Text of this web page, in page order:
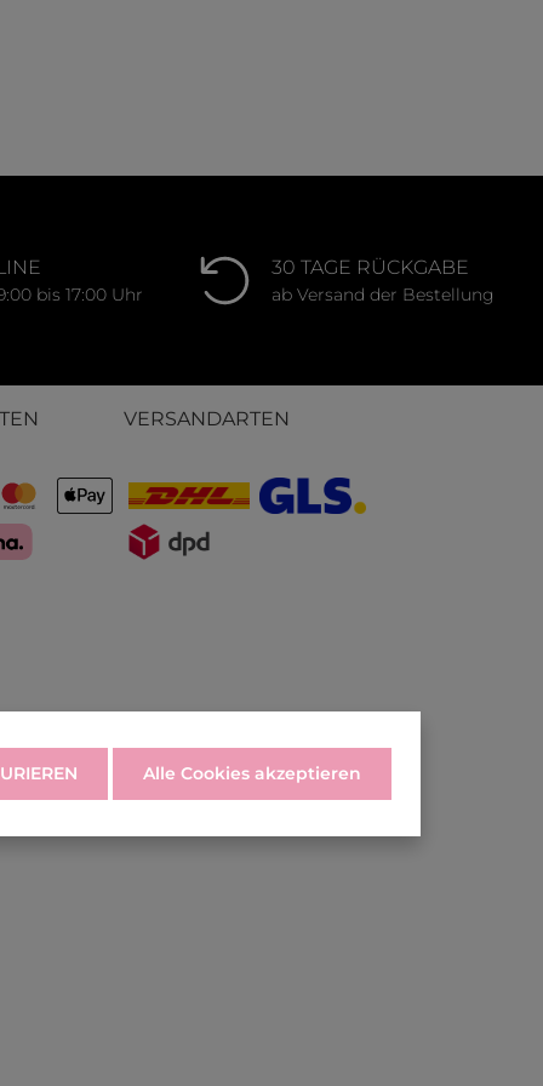
bis 17:00 Uhr
30 TAGE RÜCKGABE
ab Versand der Bestellung
VERSANDARTEN
Alle Cookies akzeptieren